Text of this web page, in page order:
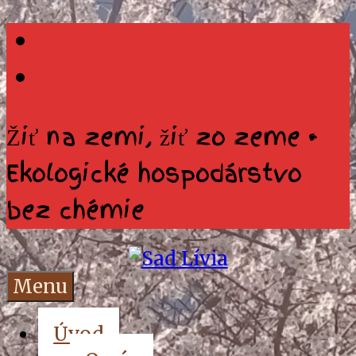
Skip
content
Žiť na zemi, žiť zo zeme •
Ekologické hospodárstvo
bez chémie
Sad
Žiť
na
zemi,
žiť
Menu
Úvod